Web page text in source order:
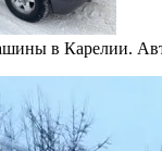
в Карелии.